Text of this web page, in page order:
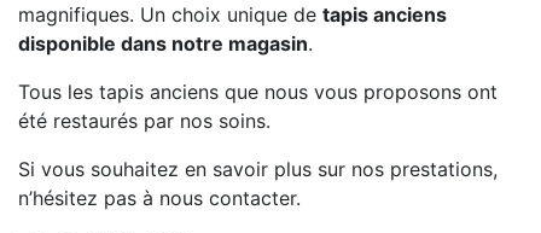
magnifiques. Un choix unique de tapis anciens
disponible dans notre magasin.
Tous les tapis anciens que nous vous proposons ont
été restaurés par nos soins.
Si vous souhaitez en savoir plus sur nos prestations,
n’hésitez pas à nous contacter.